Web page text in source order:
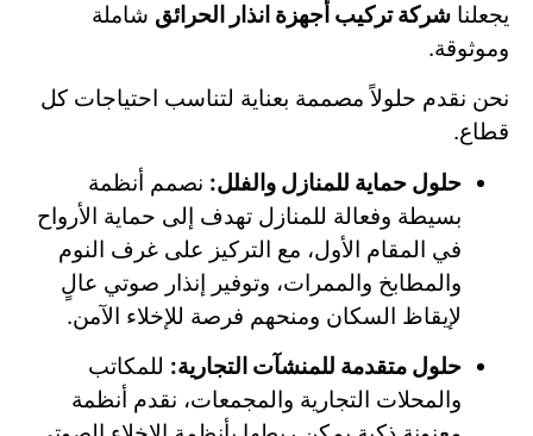
يجعلنا شركة تركيب أجهزة انذار الحرائق شاملة
وموثوقة.
نحن نقدم حلولاً مصممة بعناية لتناسب احتياجات كل
قطاع.
حلول حماية للمنازل والفلل: نصمم أنظمة
بسيطة وفعالة للمنازل تهدف إلى حماية الأرواح
في المقام الأول، مع التركيز على غرف النوم
والمطابخ والممرات، وتوفير إنذار صوتي عالٍ
لإيقاظ السكان ومنحهم فرصة للإخلاء الآمن.
حلول متقدمة للمنشآت التجارية: للمكاتب
والمحلات التجارية والمجمعات، نقدم أنظمة